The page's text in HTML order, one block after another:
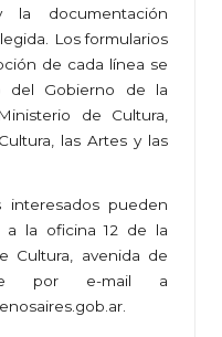
la documentación
Los formularios
de cada línea se
del Gobierno de la
de Cultura,
las Artes y las
interesados pueden
a la oficina 12 de la
Cultura, avenida de
por e-mail a